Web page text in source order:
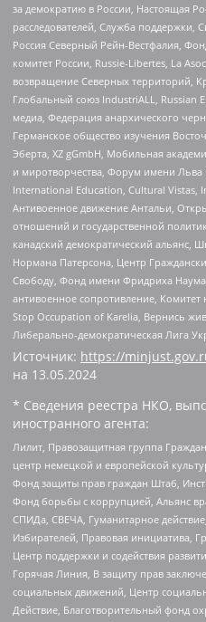
за демократию в России, Настоящая
расследователей, Служба поддержки,
Россия Северный Рейн-Вестфалия,
комитет России, Russie-Libertes, La
возвращение Северных территорий,
Глобальный союз IndustriALL, Russian
медиа, Федерация анархического
Германское общество изучения
Эберта, XZ gGmbH, Мобильная
и миротворчества, Форум имени Льва
International Education, Cultural Vistas,
Антивоенное движение Антальи,
отношений и государственной
канадский демократический
Нормана Патерсона, Центр
Свободу, Фонд имени Фридриха
антивоенное сопротивление,
Stop Occupation of Karelia, Вернись
Либерально-демократическая Лига
Источник: https://
на 13.05.2024
* Сведения реестра НКО,
иностранного агента:
Лилит, Правозащитная группа
центр немецкой и европейской
Фонд защиты прав граждан Штаб,
Фонд борьбы с коррупцией, Альянс
СПИДа, СВЕЧА, Гуманитарное
Избирателей, Правовая инициатива,
Центр поддержки и содействия
Горячая Линия, В защиту прав
социальных движений, Центр
Действие, Благотворительный фонд